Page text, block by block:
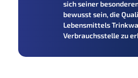
sich seiner
bewusst sein, die
Lebensmittels
Verbrauchsstelle zu